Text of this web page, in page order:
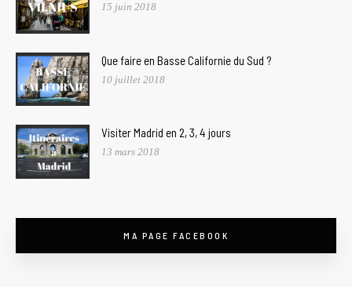
15 juin 2018
Que faire en Basse Californie du Sud ?
10 juillet 2018
Visiter Madrid en 2, 3, 4 jours
13 mars 2018
MA PAGE FACEBOOK